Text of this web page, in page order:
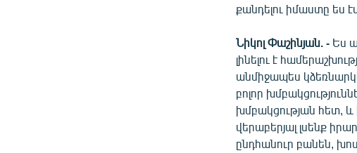
քանդելու իմաստը ես
Նիկոլ Փաշինյան. - Ես
լինելու է
անմիջապես
բոլոր
խմբակցության հետ, և
վերաբերյալ լսենք
ընդհանուր բանեն,